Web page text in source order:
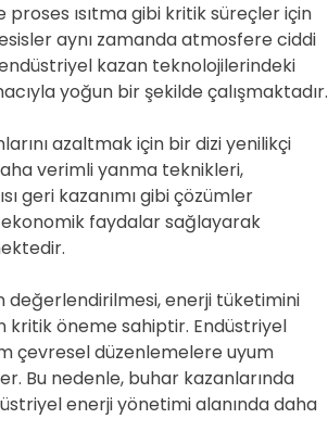
ısıtma gibi kritik süreçler için
aynı zamanda atmosfere ciddi
kazan teknolojilerindeki
yoğun bir şekilde çalışmaktadır.
azaltmak için bir dizi yenilikçi
verimli yanma teknikleri,
geri kazanımı gibi çözümler
faydalar sağlayarak
değerlendirilmesi, enerji tüketimini
öneme sahiptir. Endüstriyel
çevresel düzenlemelere uyum
Bu nedenle, buhar kazanlarında
enerji yönetimi alanında daha